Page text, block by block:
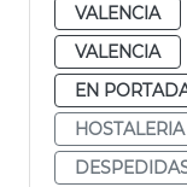
VALENCIA
VALENCIA
EN
HOSTALERIA